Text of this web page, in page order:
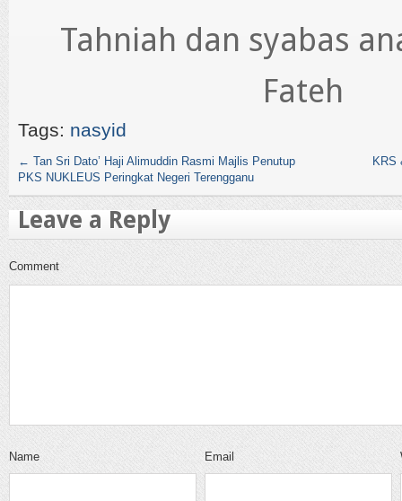
Tahniah dan syabas
Fateh
Tags: nasyid
← Tan Sri Dato’ Haji Alimuddin Rasmi Majlis Penutup
PKS NUKLEUS Peringkat Negeri Terengganu
KRS
Leave a Reply
Comment
Name Email